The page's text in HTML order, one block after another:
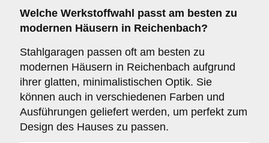
Welche Werkstoffwahl passt am besten zu
modernen Häusern in Reichenbach?
Stahlgaragen passen oft am besten zu
modernen Häusern in Reichenbach aufgrund
ihrer glatten, minimalistischen Optik. Sie
können auch in verschiedenen Farben und
Ausführungen geliefert werden, um perfekt zum
Design des Hauses zu passen.